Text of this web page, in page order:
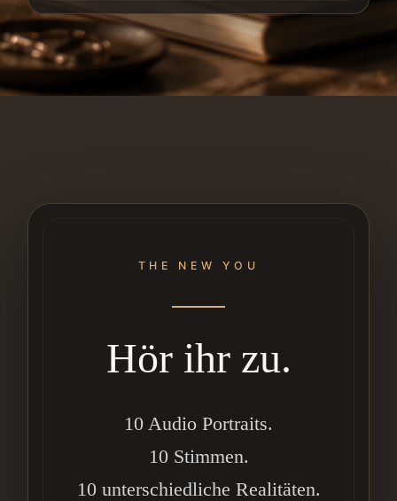
THE NEW YOU
Hör ihr zu.
10 Audio Portraits.
10 Stimmen.
10 unterschiedliche Realitäten.